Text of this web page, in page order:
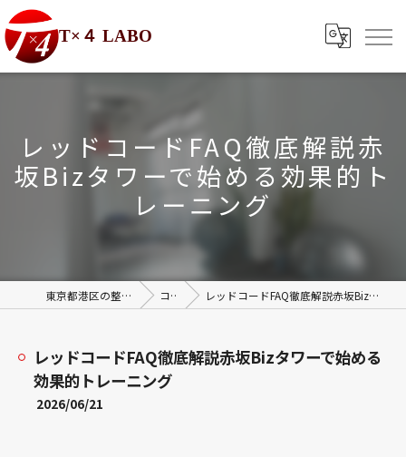
T×４ LABO
レッドコードFAQ徹底解説赤
坂Bizタワーで始める効果的ト
レーニング
東京都港区の整体ならT×4 LABO コラム レッドコードFAQ徹底解説赤坂Bizタワーで始める効果的トレーニング
レッドコードFAQ徹底解説赤坂Bizタワーで始める
効果的トレーニング
2026/06/21